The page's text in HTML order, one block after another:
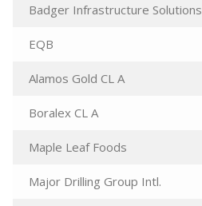
Badger Infrastructure Solutions
EQB
Alamos Gold CL A
Boralex CL A
Maple Leaf Foods
Major Drilling Group Intl.